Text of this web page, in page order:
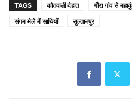
TAGS कोतवाली देहात गौरा गांव से
संगम मेले में साथियों
सुल्तानपुर